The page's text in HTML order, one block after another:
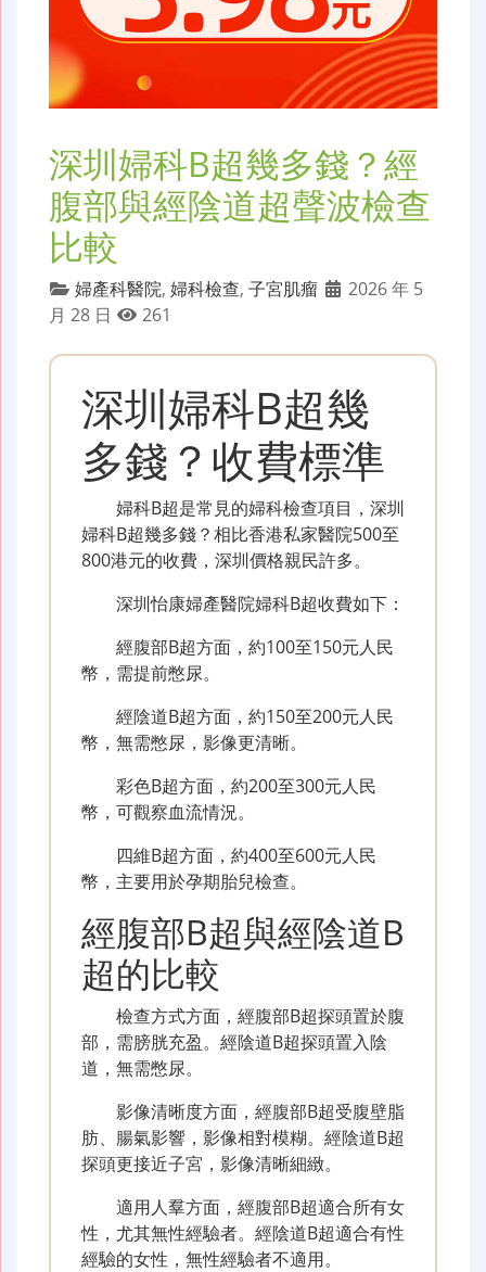
深圳婦科B超幾多錢？經
腹部與經陰道超聲波檢查
比較
婦產科醫院, 婦科檢查, 子宮肌瘤
2026 年 5
月 28 日
261
深圳婦科B超幾
多錢？收費標準
婦科B超是常見的婦科檢查項目，深圳
婦科B超幾多錢？相比香港私家醫院500至
800港元的收費，深圳價格親民許多。
深圳怡康婦產醫院婦科B超收費如下：
經腹部B超方面，約100至150元人民
幣，需提前憋尿。
經陰道B超方面，約150至200元人民
幣，無需憋尿，影像更清晰。
彩色B超方面，約200至300元人民
幣，可觀察血流情況。
四維B超方面，約400至600元人民
幣，主要用於孕期胎兒檢查。
經腹部B超與經陰道B
超的比較
檢查方式方面，經腹部B超探頭置於腹
部，需膀胱充盈。經陰道B超探頭置入陰
道，無需憋尿。
影像清晰度方面，經腹部B超受腹壁脂
肪、腸氣影響，影像相對模糊。經陰道B超
探頭更接近子宮，影像清晰細緻。
適用人羣方面，經腹部B超適合所有女
性，尤其無性經驗者。經陰道B超適合有性
經驗的女性，無性經驗者不適用。